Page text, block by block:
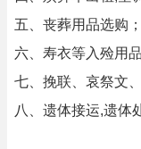
五、丧葬用品选购；
六、寿衣等入殓用品
七、挽联、哀祭文
八、遗体接运,遗体